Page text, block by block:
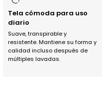
Tela cómoda para uso
diario
Suave, transpirable y
resistente. Mantiene su forma y
calidad incluso después de
múltiples lavadas.